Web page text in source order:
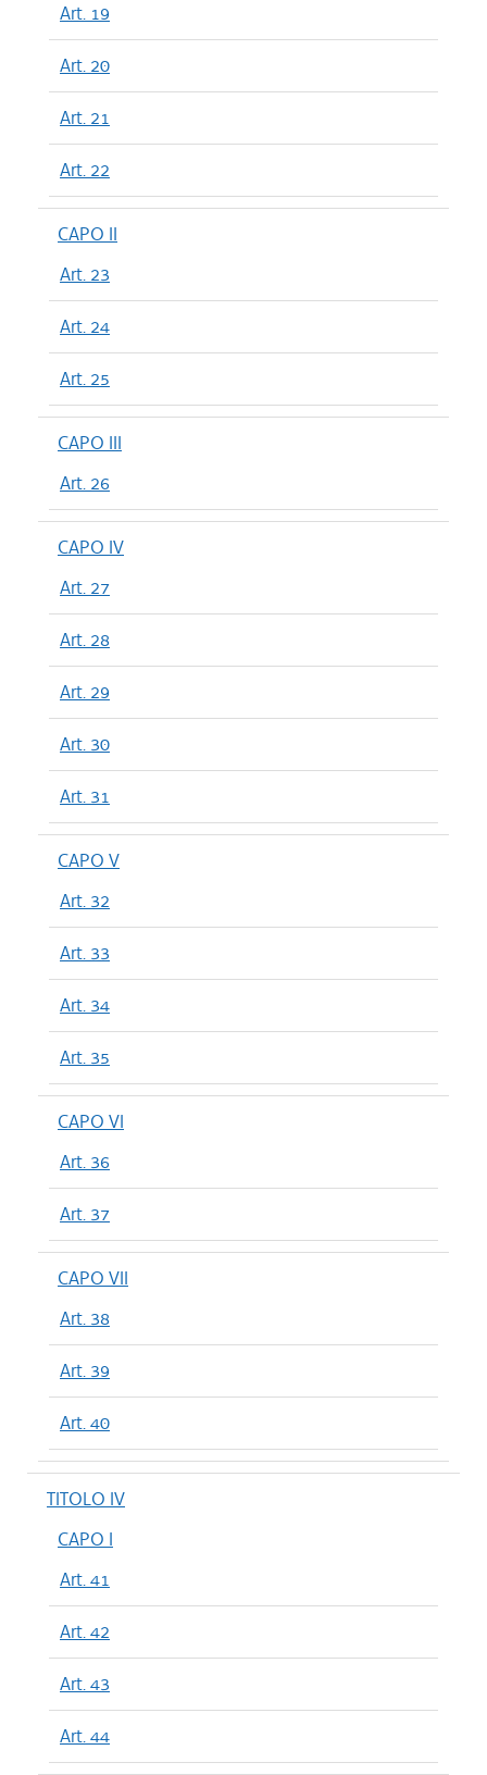
Art. 19
Art. 20
Art. 21
Art. 22
CAPO II
Art. 23
Art. 24
Art. 25
CAPO III
Art. 26
CAPO IV
Art. 27
Art. 28
Art. 29
Art. 30
Art. 31
CAPO V
Art. 32
Art. 33
Art. 34
Art. 35
CAPO VI
Art. 36
Art. 37
CAPO VII
Art. 38
Art. 39
Art. 40
TITOLO IV
CAPO I
Art. 41
Art. 42
Art. 43
Art. 44